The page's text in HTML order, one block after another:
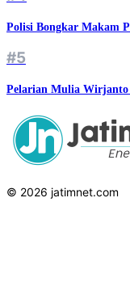
Polisi Bongkar Makam
#5
Pelarian Mulia Wirjanto
© 2026 jatimnet.com